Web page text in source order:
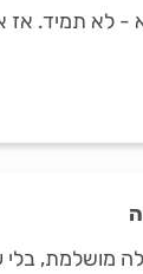
- לא תמיד. אז
מוקדמת (7:00) היא המפתח